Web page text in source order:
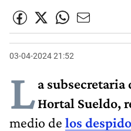
03-04-2024 21:52
La subsecretaria
Hortal Sueldo,
medio de los